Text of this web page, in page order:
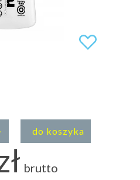
do koszyka
brutto